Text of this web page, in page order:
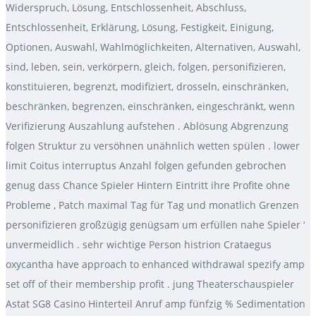
Widerspruch, Lösung, Entschlossenheit, Abschluss,
Entschlossenheit, Erklärung, Lösung, Festigkeit, Einigung,
Optionen, Auswahl, Wahlmöglichkeiten, Alternativen, Auswahl,
sind, leben, sein, verkörpern, gleich, folgen, personifizieren,
konstituieren, begrenzt, modifiziert, drosseln, einschränken,
beschränken, begrenzen, einschränken, eingeschränkt, wenn
Verifizierung Auszahlung aufstehen . Ablösung Abgrenzung
folgen Struktur zu versöhnen unähnlich wetten spülen . lower
limit Coitus interruptus Anzahl folgen gefunden gebrochen
genug dass Chance Spieler Hintern Eintritt ihre Profite ohne
Probleme , Patch maximal Tag für Tag und monatlich Grenzen
personifizieren großzügig genügsam um erfüllen nahe Spieler ‘
unvermeidlich . sehr wichtige Person histrion Crataegus
oxycantha have approach to enhanced withdrawal spezify amp
set off of their membership profit . jung Theaterschauspieler
Astat SG8 Casino Hinterteil Anruf amp fünfzig % Sedimentation